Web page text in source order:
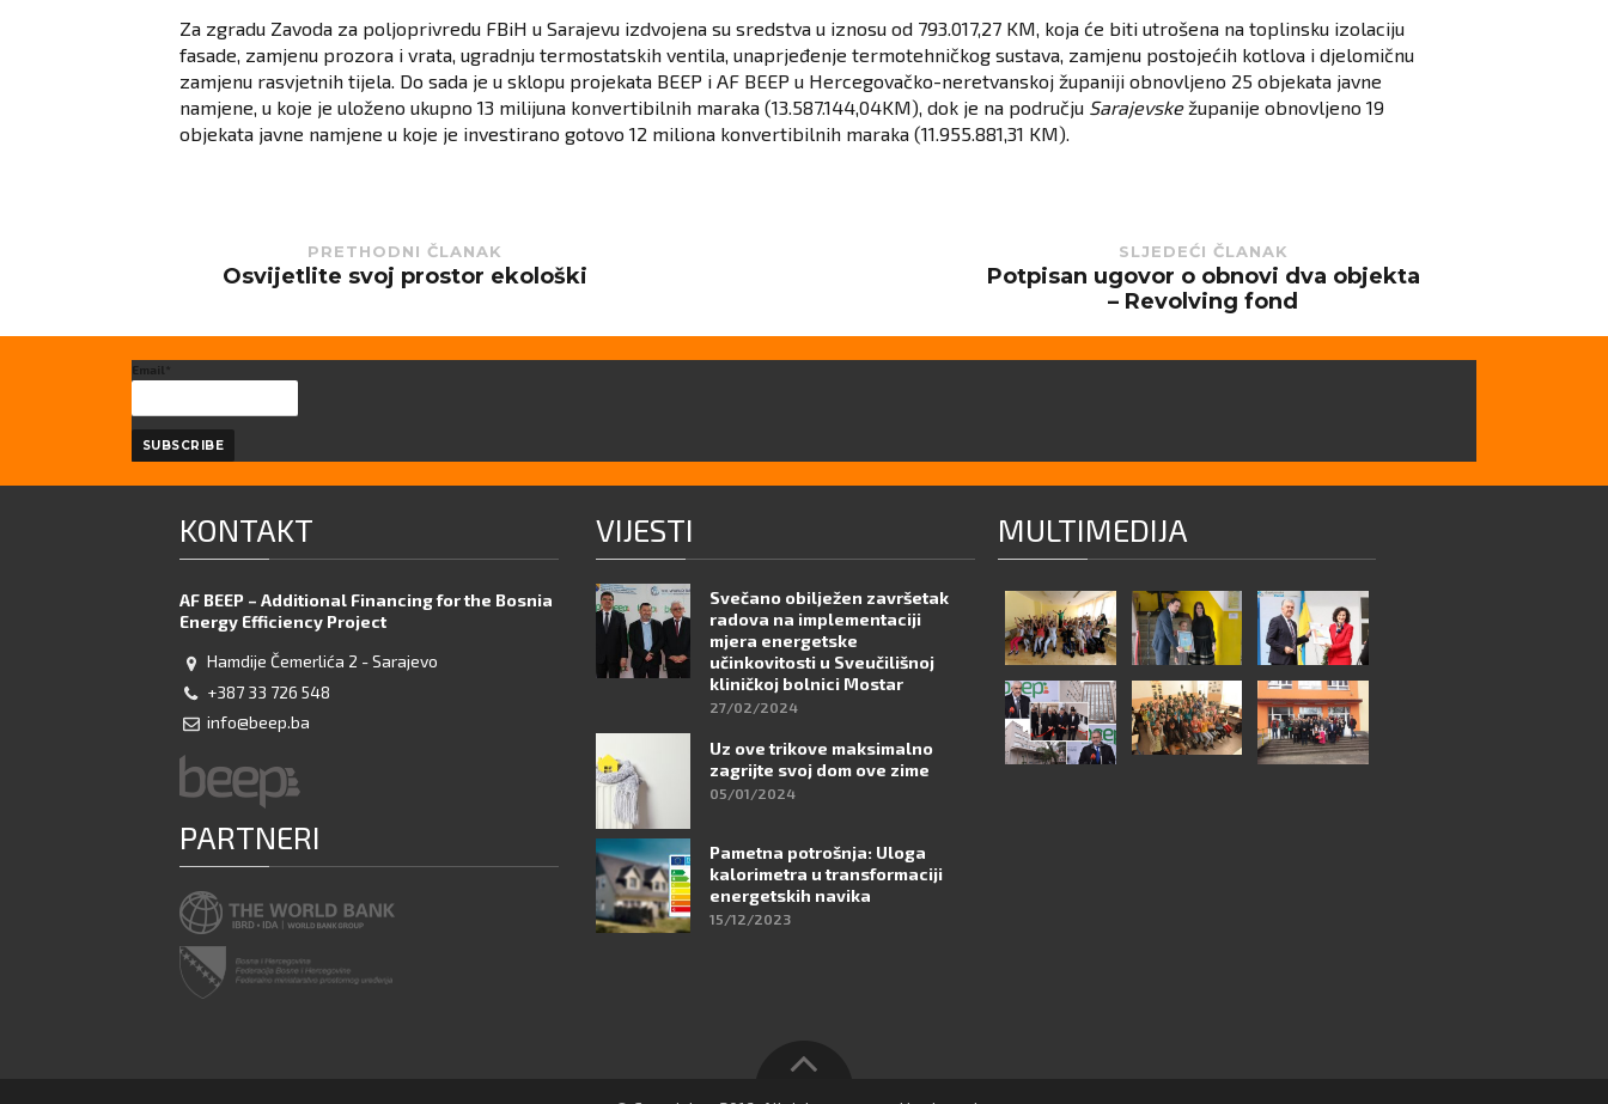
Za zgradu Zavoda za poljoprivredu FBiH u Sarajevu izdvojena su sredstva u iznosu od 793.017,27 KM, koja će biti utrošena na toplinsku izolaciju
fasade, zamjenu prozora i vrata, ugradnju termostatskih ventila, unaprjeđenje termotehničkog sustava, zamjenu postojećih kotlova i djelomičnu
zamjenu rasvjetnih tijela. Do sada je u sklopu projekata BEEP i AF BEEP u Hercegovačko-neretvanskoj županiji obnovljeno 25 objekata javne
namjene, u koje je uloženo ukupno 13 milijuna konvertibilnih maraka (13.587.144,04KM), dok je na području Sarajevskežupanije obnovljeno 19
objekata javne namjene u koje je investirano gotovo 12 miliona konvertibilnih maraka (11.955.881,31 KM).
PRETHODNI ČLANAK
PreviousOsvijetlite svoj prostor ekološki
SLJEDEĆI ČLANAK
Next
Potpisan ugovor o obnovi dva objekta
– Revolving fond
Email*
KONTAKT
AF BEEP – Additional Financing for the Bosnia
Energy Efficiency Project
Hamdije Čemerlića 2 - Sarajevo
+387 33 726 548
info@beep.ba
PARTNERI
VIJESTI
Svečano obilježen završetak
radova na implementaciji
mjera energetske
učinkovitosti u Sveučilišnoj
kliničkoj bolnici Mostar
27/02/2024
Uz ove trikove maksimalno
zagrijte svoj dom ove zime
05/01/2024
Pametna potrošnja: Uloga
kalorimetra u transformaciji
energetskih navika
15/12/2023
MULTIMEDIJA